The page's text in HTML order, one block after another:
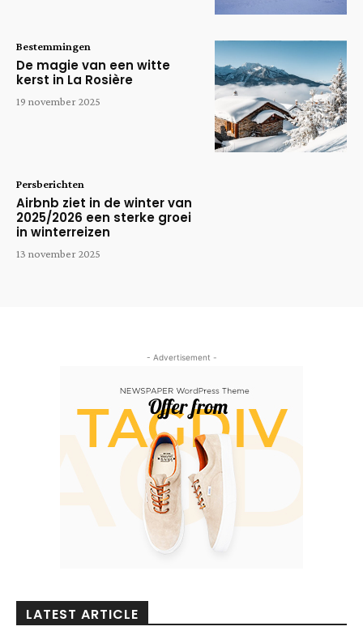
Bestemmingen
De magie van een witte
kerst in La Rosière
19 november 2025
Persberichten
Airbnb ziet in de winter van
2025/2026 een sterke groei
in winterreizen
13 november 2025
- Advertisement -
LATEST ARTICLE